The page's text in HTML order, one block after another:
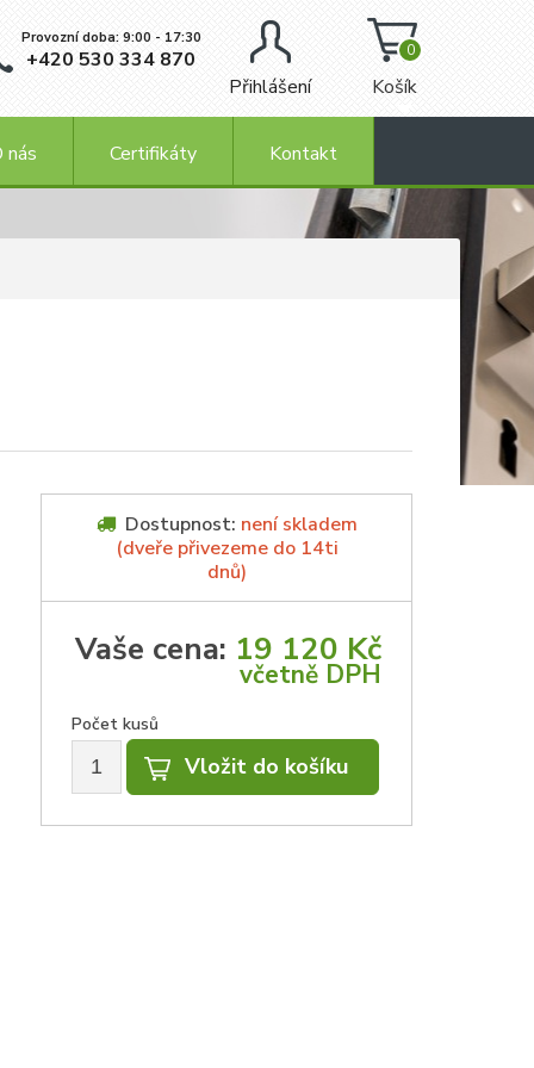
Provozní doba: 9:00 - 17:30
+420 530 334 870
Přihlášení
0
Košík
nás Certifikáty Kontakt
Dostupnost: není skladem
(dveře přivezeme do 14ti
dnů)
Vaše cena: 19 120 Kč
včetně DPH
Počet kusů